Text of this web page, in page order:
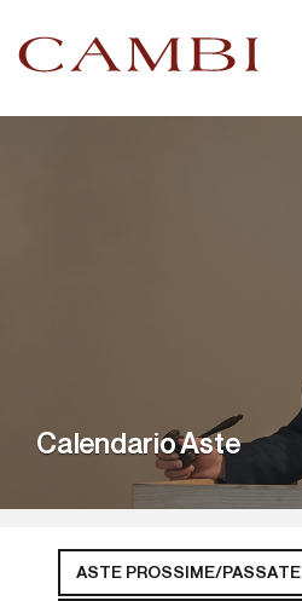
Calendario Aste
ASTE PROSSIME/PASSATE